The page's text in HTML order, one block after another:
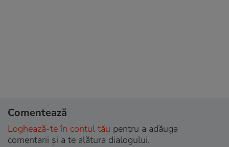
Comentează
Loghează-te în contul tău pentru a adăuga
comentarii și a te alătura dialogului.